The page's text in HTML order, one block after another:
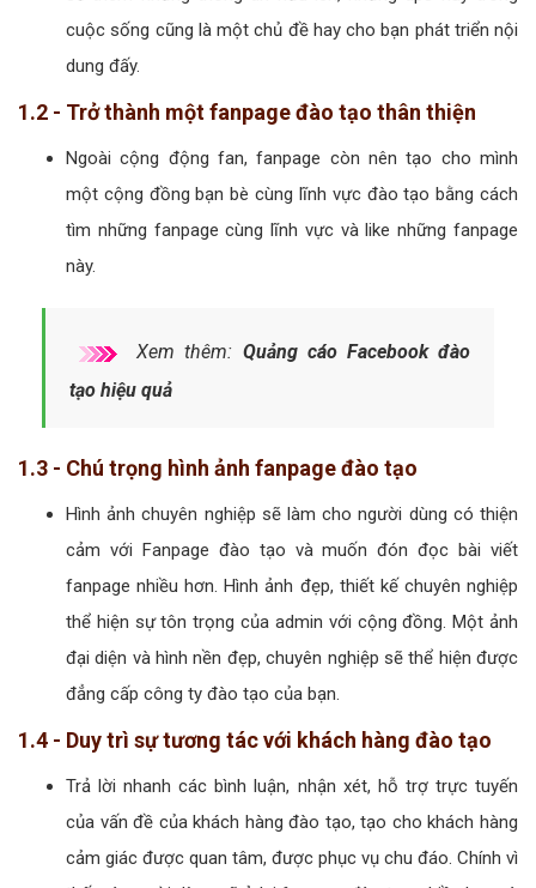
cuộc sống cũng là một chủ đề hay cho bạn phát triển nội
dung đấy.
1.2 - Trở thành một fanpage đào tạo thân thiện
Ngoài cộng động fan, fanpage còn nên tạo cho mình
một cộng đồng bạn bè cùng lĩnh vực đào tạo bằng cách
tìm những fanpage cùng lĩnh vực và like những fanpage
này.
Xem thêm: Quảng cáo Facebook đào
tạo hiệu quả
1.3 - Chú trọng hình ảnh fanpage đào tạo
Hình ảnh chuyên nghiệp sẽ làm cho người dùng có thiện
cảm với Fanpage đào tạo và muốn đón đọc bài viết
fanpage nhiều hơn. Hình ảnh đẹp, thiết kế chuyên nghiệp
thể hiện sự tôn trọng của admin với cộng đồng. Một ảnh
đại diện và hình nền đẹp, chuyên nghiệp sẽ thể hiện được
đẳng cấp công ty đào tạo của bạn.
1.4 - Duy trì sự tương tác với khách hàng đào tạo
Trả lời nhanh các bình luận, nhận xét, hỗ trợ trực tuyến
của vấn đề của khách hàng đào tạo, tạo cho khách hàng
cảm giác được quan tâm, được phục vụ chu đáo. Chính vì